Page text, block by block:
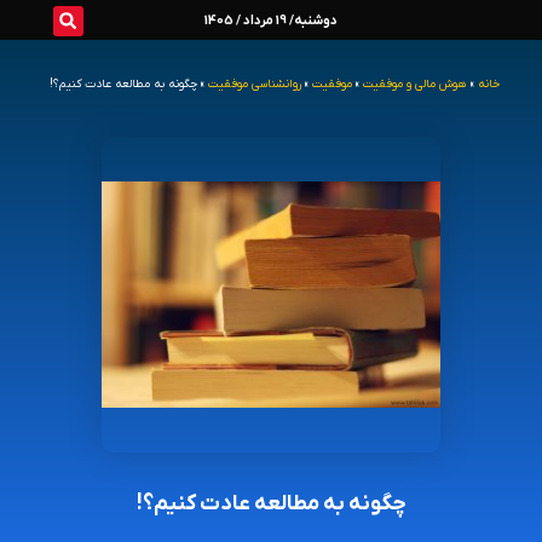
دوشنبه/ 19 مرداد / 1405
خانه » هوش مالی و موفقیت » موفقیت » روانشناسی موفقیت » چگونه به مطالعه عادت کنیم؟!
چگونه به مطالعه عادت کنیم؟!